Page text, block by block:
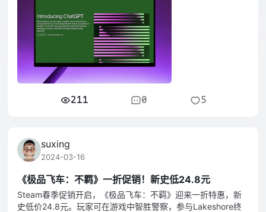
211 0 5
suxing
2024-03-16
《极品飞车：不羁》一折促销！新史低24.8元
Steam春季促销开启，《极品飞车：不羁》迎来一折特惠，新
史低价24.8元。玩家可在游戏中智胜警察，参与Lakeshore终